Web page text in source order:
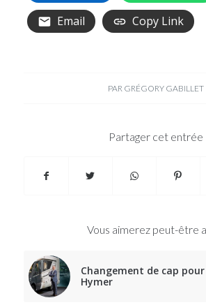
Email
Copy Link
PAR GRÉGORY GABILLET
Partager cet entrée
Vous aimerez peut-être
Changement de cap
Hymer